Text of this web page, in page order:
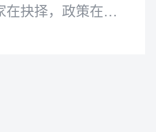
在抉择，政策在收